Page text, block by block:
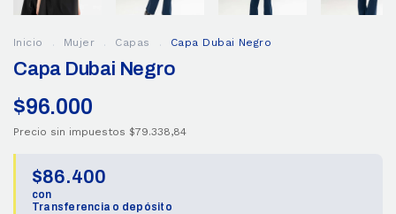
Inicio . Mujer . Capas . Capa Dubai Negro
Capa Dubai Negro
$96.000
Precio sin impuestos $79.338,84
$86.400
con
Transferencia o depósito